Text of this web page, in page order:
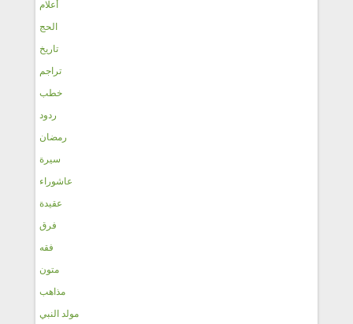
أعلام
الحج
تاريخ
تراجم
خطب
ردود
رمضان
سيرة
عاشوراء
عقيدة
فرق
فقه
متون
مذاهب
مولد النبي